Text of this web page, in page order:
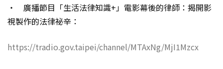
‧ 廣播節目「生活法律知識+」電影幕後的律師：揭開影
視製作的法律祕辛：
https://tradio.gov.taipei/channel/MTAxNg/MjI1Mzcx